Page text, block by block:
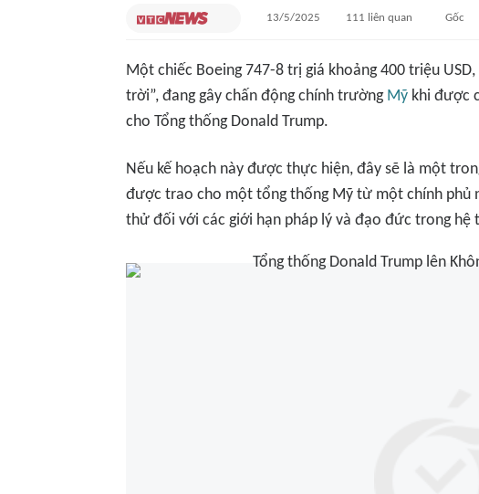
13/5/2025 111 liên quan Gốc
Một chiếc Boeing 747-8 trị giá khoảng 400 triệu
trời”, đang gây chấn động chính trường Mỹ khi được
cho Tổng thống Donald Trump.
Nếu kế hoạch này được thực hiện, đây sẽ là một
được trao cho một tổng thống Mỹ từ một chính phủ
thử đối với các giới hạn pháp lý và đạo đức trong hệ